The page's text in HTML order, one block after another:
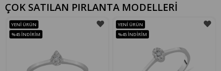
ÇOK SATILAN PIRLANTA MODELLERİ
YENI ÜRÜN
%45 İNDIRIM
YENI ÜRÜN
%45 İNDIRIM